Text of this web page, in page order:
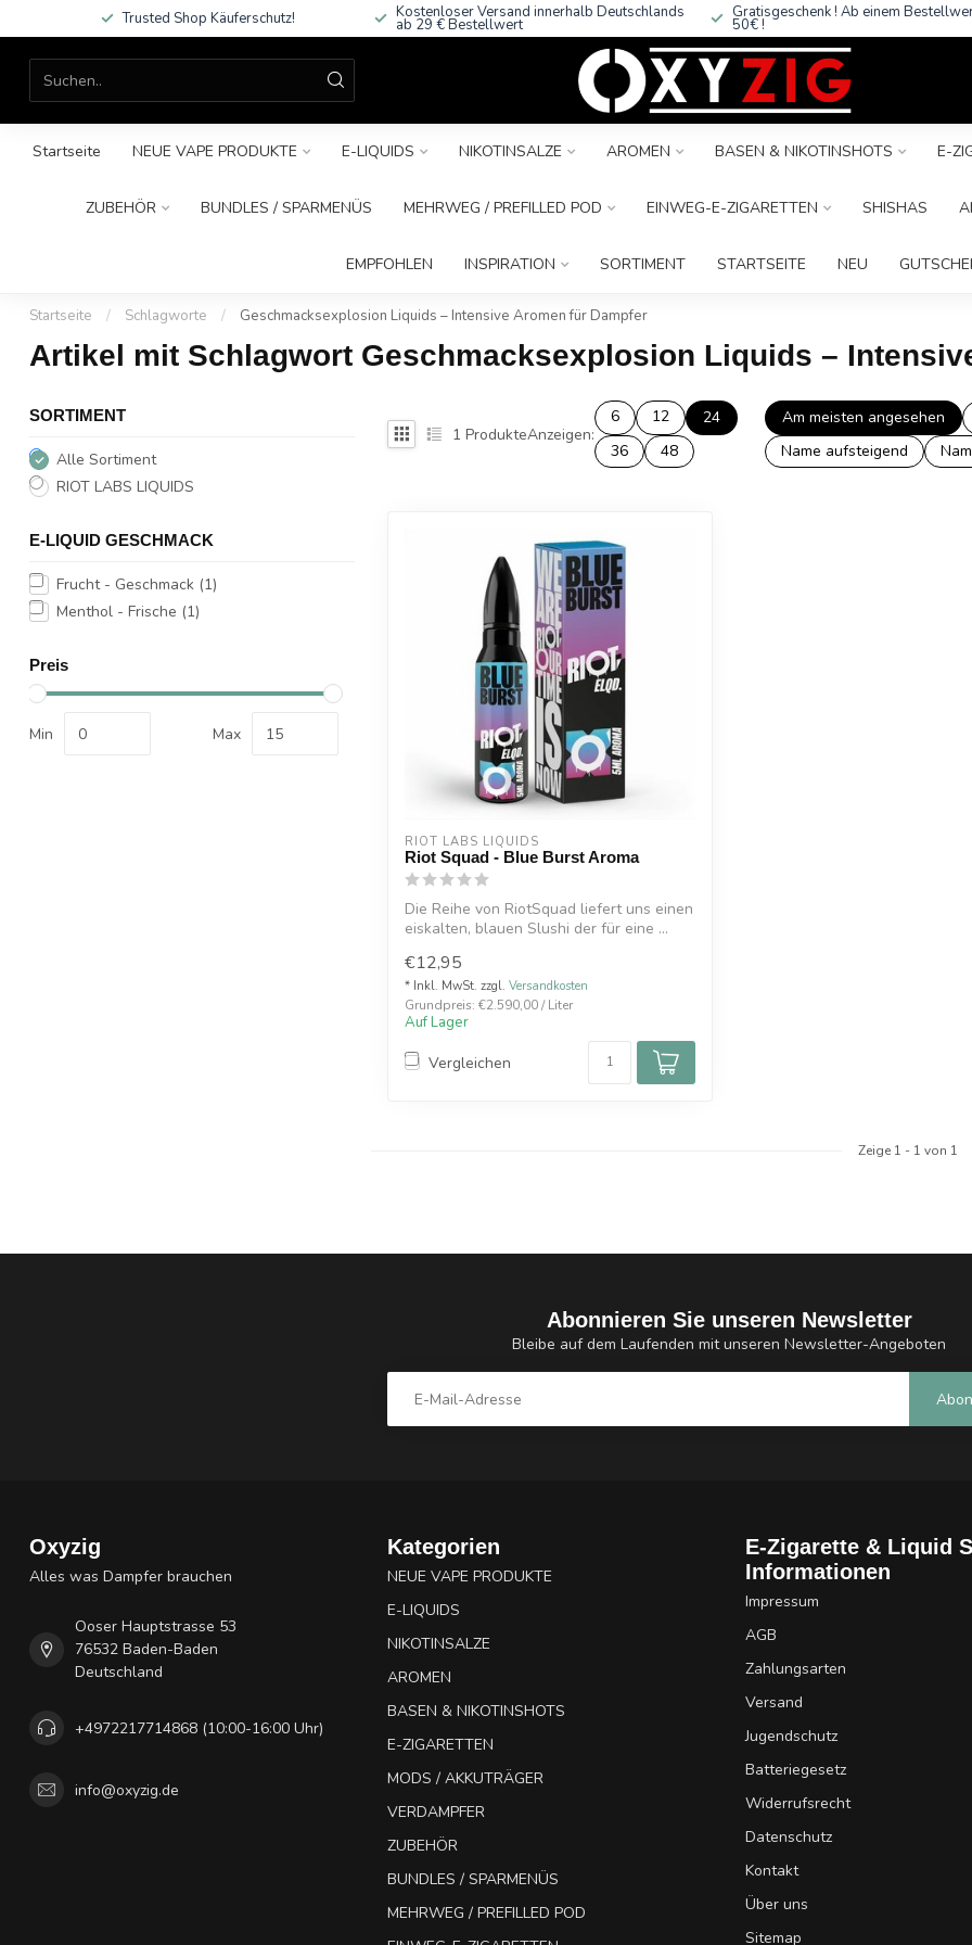
Trusted Shop Käuferschutz! Kostenloser Versand innerhalb Deutschlands
ab 29 € Bestellwert
Gratisgeschenk ! Ab einem
50€ !
Startseite NEUE VAPE PRODUKTE E-LIQUIDS NIKOTINSALZE AROMEN BASEN & NIKOTINSHOTS E-
ZUBEHÖR BUNDLES / SPARMENÜS MEHRWEG / PREFILLED POD EINWEG-E-ZIGARETTEN SHISHAS
EMPFOHLEN INSPIRATION SORTIMENT STARTSEITE NEU
Startseite / Schlagworte / Geschmacksexplosion Liquids – Intensive Aromen für Dampfer
Artikel mit Schlagwort Geschmacksexplosion Liquids –
SORTIMENT
Alle Sortiment
RIOT LABS LIQUIDS
E-LIQUID GESCHMACK
Frucht - Geschmack (1)
Menthol - Frische (1)
Preis
Min Max
1 ProdukteAnzeigen:
6 12
24
36
48
Am meisten angesehen
Name aufsteigend
RIOT LABS LIQUIDS
Riot Squad - Blue Burst Aroma
Die Reihe von RiotSquad liefert uns einen
eiskalten, blauen Slushi der für eine ...
€12,95
* Inkl. MwSt. zzgl. Versandkosten
Grundpreis: €2.590,00 / Liter
Auf Lager
Vergleichen
Zeige 1 - 1 von 1
Abonnieren Sie unseren Newsletter
Bleibe auf dem Laufenden mit unseren Newsletter-Angeboten
Oxyzig
Alles was Dampfer brauchen
Ooser Hauptstrasse 53
76532 Baden-Baden
Deutschland
+4972217714868 (10:00-16:00 Uhr)
info@oxyzig.de
Kategorien
NEUE VAPE PRODUKTE
E-LIQUIDS
NIKOTINSALZE
AROMEN
BASEN & NIKOTINSHOTS
E-ZIGARETTEN
MODS / AKKUTRÄGER
VERDAMPFER
ZUBEHÖR
BUNDLES / SPARMENÜS
MEHRWEG / PREFILLED POD
E-Zigarette & Liquid
Informationen
Impressum
AGB
Zahlungsarten
Versand
Jugendschutz
Batteriegesetz
Widerrufsrecht
Datenschutz
Kontakt
Über uns
Sitemap